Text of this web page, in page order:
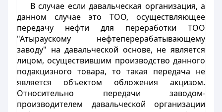
В случае если давальческая организация, а
данном случае это ТОО, осуществляющее
передачу нефти для переработки ТОО
"Атыраускому нефтеперерабатывающему
заводу" на давальческой основе, не является
лицом, осуществившим производство данного
подакцизного товара, то такая передача не
является объектом обложения акцизом.
Относительно передачи заводом-
производителем давальческой организации